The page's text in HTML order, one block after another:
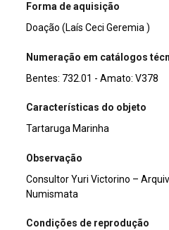
Forma de aquisição
Doação (Laís Ceci Geremia )
Numeração em catálogos
Bentes: 732.01 - Amato: V378
Características do objeto
Tartaruga Marinha
Observação
Consultor Yuri Victorino –
Numismata
Condições de reprodução